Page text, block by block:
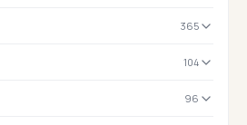
365
104
96